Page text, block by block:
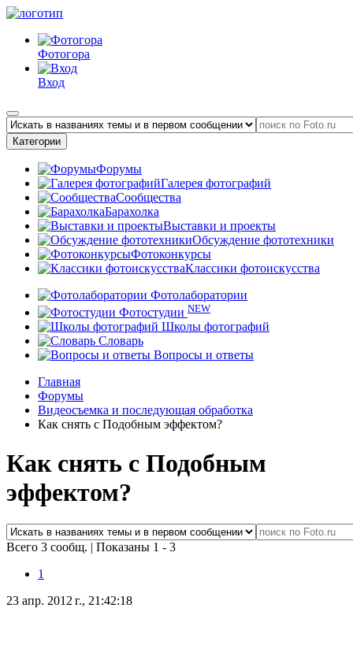
Фотогора
Вход
Категории
Форумы
Галерея фотографий
Сообщества
Барахолка
Выставки и проекты
Обсуждение фототехники
Фотоконкурсы
Классики фотоискусства
Фотолаборатории
Фотостудии NEW
Школы фотографий
Словарь
Вопросы и ответы
Главная
Форумы
Видеосъемка и последующая обработка
Как снять с Подобным эффектом?
Как снять с Подобным
эффектом?
Всего 3 сообщ. | Показаны 1 - 3
1
23 апр. 2012 г., 21:42:18